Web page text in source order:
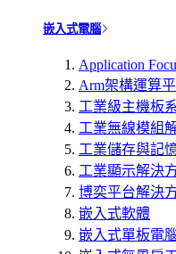
嵌入式電腦
Application
Arm架構運算
工業級主機板
工業無線模組
工業儲存與記
工業顯示解決
博奕平台解決
嵌入式軟體
嵌入式單板電